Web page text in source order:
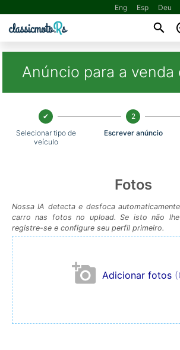
Eng Esp Deu
Anúncio para a venda
Selecionar tipo de
veículo
2
Escrever anúncio
Fotos
Nossa IA detecta e desfoca
carro nas fotos no upload. Se isto não
registre-se e configure seu perfil primeiro.
Adicionar fotos